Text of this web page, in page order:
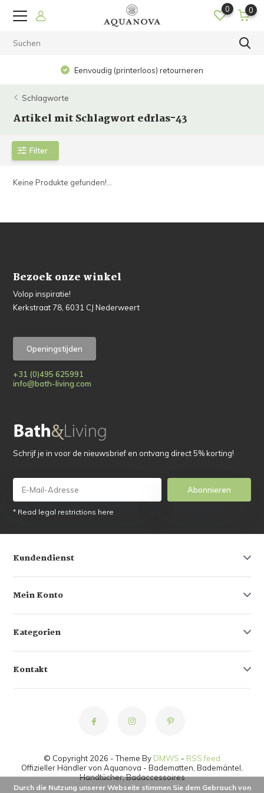
0 0
Eenvoudig (printerloos) retourneren
Schlagworte
Artikel mit Schlagwort edrlas-43
Filter
Keine Produkte gefunden!...
Bezoek onze winkel
Volop inspiratie!
Kerkstraat 78, 6031 CJ Nederweert
Openingstijden
+31 (0)495 625991
info@bath-living.com
Schrijf je in voor de nieuwsbrief en ontvang direct 5% korting!
Abonnieren
* Read legal restrictions here
Kundendienst
Mein Konto
Kategorien
Kontakt
© Copyright 2026 - Theme By DMWS - RSS feed
Offizieller Händler von Aquanova - Badematten, Bademäntel,
Handtücher, Badaccessoires
Durch die Nutzung unserer Webseite stimmen Sie dem Gebrauch von